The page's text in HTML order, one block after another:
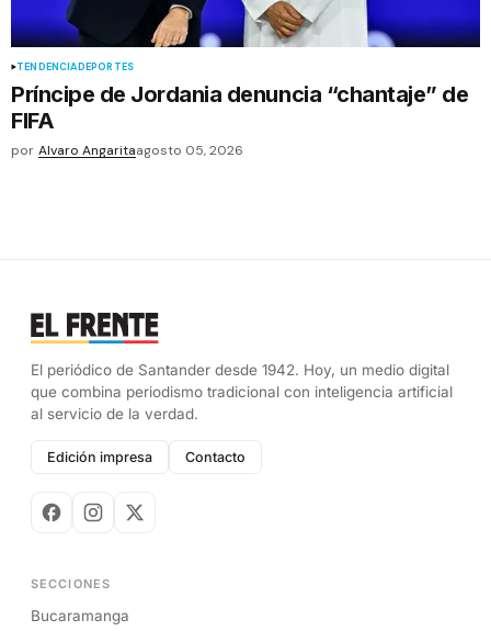
TENDENCIA DEPORTES
Príncipe de Jordania denuncia “chantaje” de
FIFA
por Alvaro Angaritaagosto 05, 2026
El periódico de Santander desde 1942. Hoy, un medio digital
que combina periodismo tradicional con inteligencia artificial
al servicio de la verdad.
Edición impresa Contacto
SECCIONES
Bucaramanga